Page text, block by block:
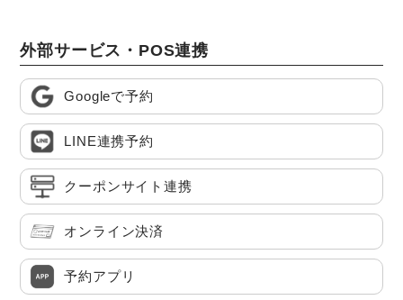
外部サービス・POS連携
Googleで予約
LINE連携予約
クーポンサイト連携
オンライン決済
予約アプリ